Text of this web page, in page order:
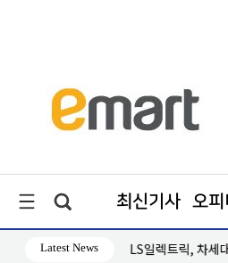
최신기사 오피
Latest News
자 지속 LS일렉트릭, 차세